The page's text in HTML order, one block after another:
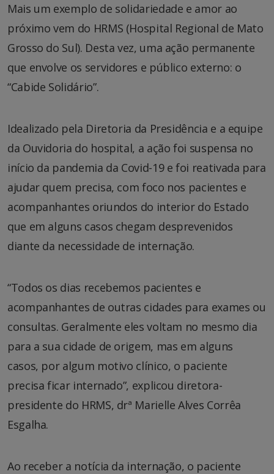
Mais um exemplo de solidariedade e amor ao
próximo vem do HRMS (Hospital Regional de Mato
Grosso do Sul). Desta vez, uma ação permanente
que envolve os servidores e público externo: o
“Cabide Solidário”.
Idealizado pela Diretoria da Presidência e a equipe
da Ouvidoria do hospital, a ação foi suspensa no
início da pandemia da Covid-19 e foi reativada para
ajudar quem precisa, com foco nos pacientes e
acompanhantes oriundos do interior do Estado
que em alguns casos chegam desprevenidos
diante da necessidade de internação.
“Todos os dias recebemos pacientes e
acompanhantes de outras cidades para exames ou
consultas. Geralmente eles voltam no mesmo dia
para a sua cidade de origem, mas em alguns
casos, por algum motivo clínico, o paciente
precisa ficar internado”, explicou diretora-
presidente do HRMS, drª Marielle Alves Corrêa
Esgalha.
Ao receber a notícia da internação, o paciente